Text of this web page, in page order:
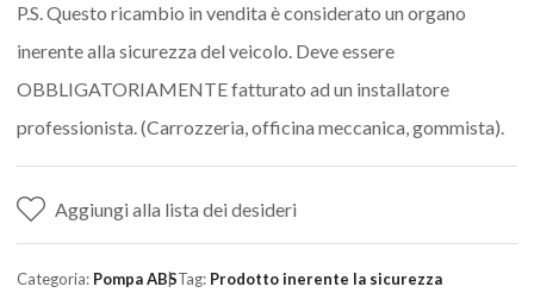
P.S. Questo ricambio in vendita è considerato un organo
inerente alla sicurezza del veicolo. Deve essere
OBBLIGATORIAMENTE fatturato ad un installatore
professionista. (Carrozzeria, officina meccanica, gommista).
Aggiungi alla lista dei desideri
Categoria: Pompa ABSTag: Prodotto inerente la sicurezza